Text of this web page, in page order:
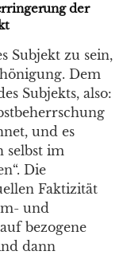
der
Subjekt zu sein,
Dem
Subjekts, also:
und es
selbst im
Die
Faktizität
und
bezogene
dann